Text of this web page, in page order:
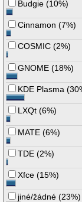
Budgie (10%)
Cinnamon (7%)
COSMIC (2%)
GNOME (18%)
KDE Plasma (
LXQt (6%)
MATE (6%)
TDE (2%)
Xfce (15%)
jiné/žádné (23%)